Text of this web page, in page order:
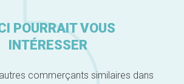
POURRAIT VOUS
INTÉRESSER
commerçants similaires dans